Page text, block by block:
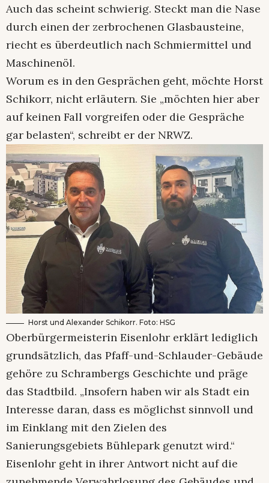
Auch das scheint schwierig. Steckt man die Nase
durch einen der zerbrochenen Glasbausteine,
riecht es überdeutlich nach Schmiermittel und
Maschinenöl.
Worum es in den Gesprächen geht, möchte Horst
Schikorr, nicht erläutern. Sie „möchten hier aber
auf keinen Fall vorgreifen oder die Gespräche
gar belasten“, schreibt er der NRWZ.
Horst und Alexander Schikorr. Foto: HSG
Oberbürgermeisterin Eisenlohr erklärt lediglich
grundsätzlich, das Pfaff-und-Schlauder-Gebäude
gehöre zu Schrambergs Geschichte und präge
das Stadtbild. „Insofern haben wir als Stadt ein
Interesse daran, dass es möglichst sinnvoll und
im Einklang mit den Zielen des
Sanierungsgebiets Bühlepark genutzt wird.“
Eisenlohr geht in ihrer Antwort nicht auf die